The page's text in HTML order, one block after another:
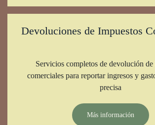
Devoluciones de Impuestos
Servicios completos de devolución de
comerciales para reportar ingresos y
precisa
Más información